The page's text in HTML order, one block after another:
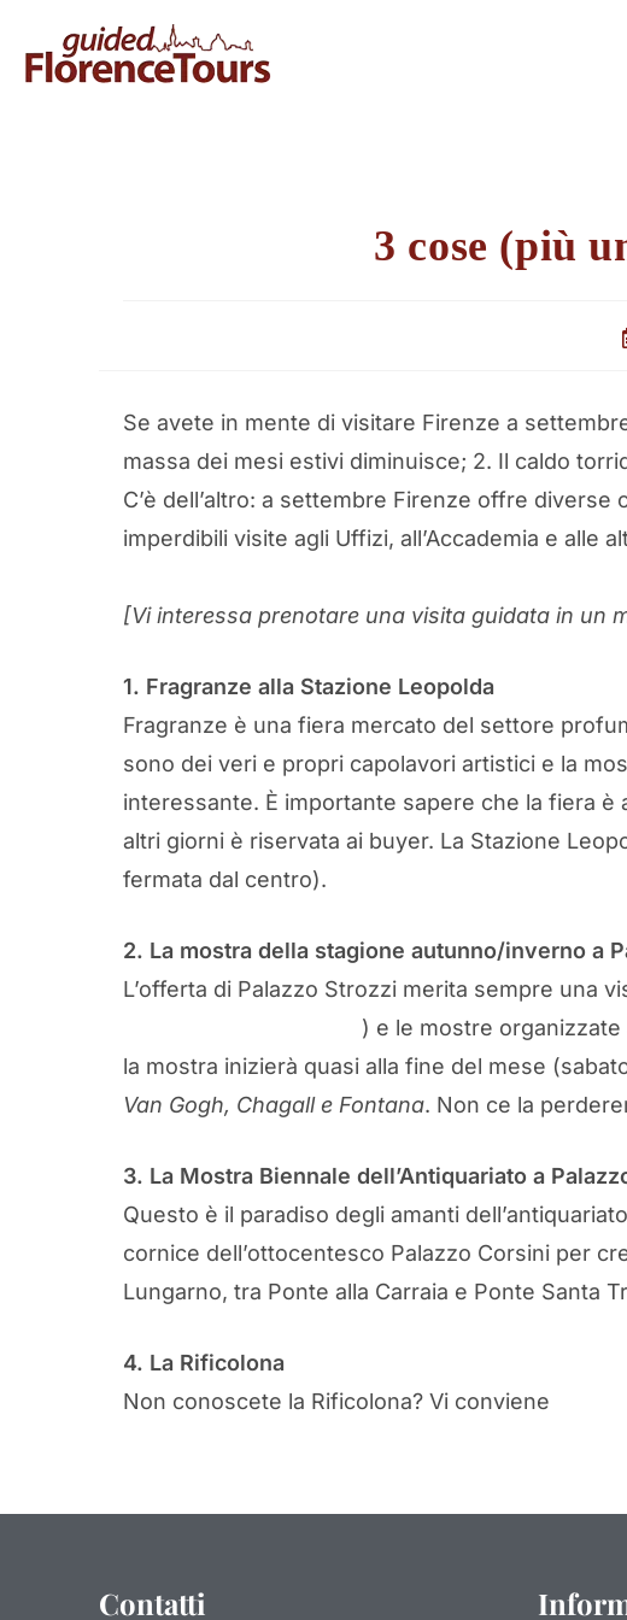
3 cose (più
Se avete in mente di visitare Firenze a
massa dei mesi estivi diminuisce; 2. Il caldo
C’è dell’altro: a settembre Firenze offre
imperdibili visite agli Uffizi, all’Accademia e alle
[Vi interessa prenotare una visita guidata in un
1. Fragranze alla Stazione Leopolda
Fragranze è una fiera mercato del settore
sono dei veri e propri capolavori artistici e la
interessante. È importante sapere che la fiera è
altri giorni è riservata ai buyer. La Stazione
fermata dal centro).
2. La mostra della stagione autunno/inverno a
L’offerta di Palazzo Strozzi merita sempre una
) e le mostre
la mostra inizierà quasi alla fine del mese
Van Gogh, Chagall e Fontana. Non ce la
3. La Mostra Biennale dell’Antiquariato a
Questo è il paradiso degli amanti
cornice dell’ottocentesco Palazzo Corsini per
Lungarno, tra Ponte alla Carraia e Ponte Santa
4. La Rificolona
Non conoscete la Rificolona? Vi conviene
Contatti